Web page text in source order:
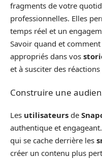
fragments de votre
professionnelles. Elles
temps réel et un
Savoir quand et
appropriés dans vos
et à susciter des
Construire une
Les utilisateurs de
authentique et
qui se cache derrière les
créer un contenu plus